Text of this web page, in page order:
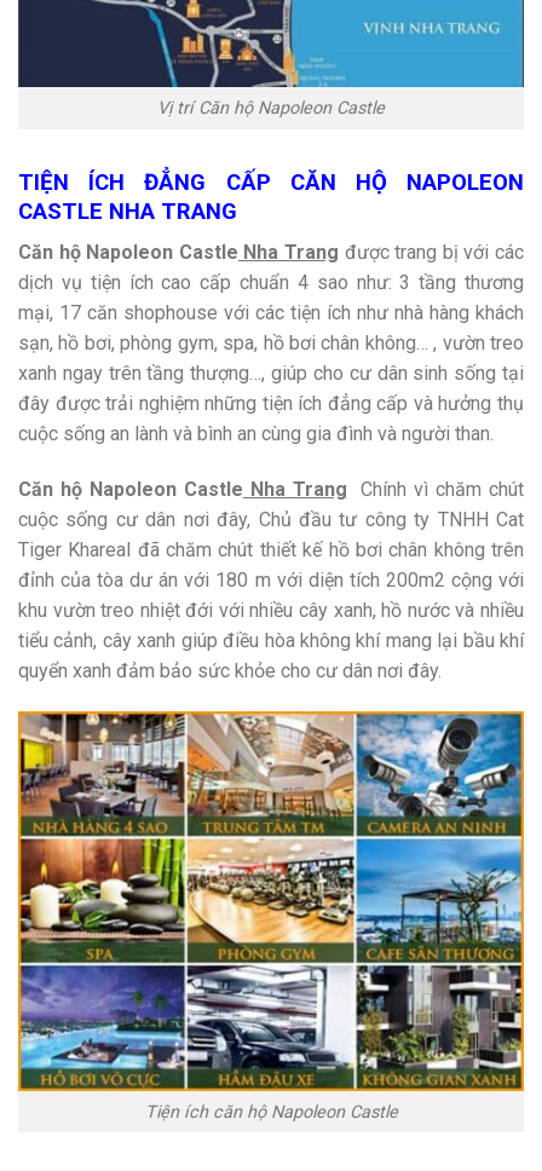
Vị trí Căn hộ Napoleon Castle
TIỆN ÍCH ĐẲNG CẤP CĂN HỘ NAPOLEON
CASTLE NHA TRANG
Căn hộ Napoleon Castle Nha Trang được trang bị với các
dịch vụ tiện ích cao cấp chuẩn 4 sao như: 3 tầng thương
mại, 17 căn shophouse với các tiện ích như nhà hàng khách
sạn, hồ bơi, phòng gym, spa, hồ bơi chân không… , vườn treo
xanh ngay trên tầng thượng…, giúp cho cư dân sinh sống tại
đây được trải nghiệm những tiện ích đẳng cấp và hưởng thụ
cuộc sống an lành và bình an cùng gia đình và người than.
Căn hộ Napoleon Castle Nha Trang Chính vì chăm chút
cuộc sống cư dân nơi đây, Chủ đầu tư công ty TNHH Cat
Tiger Khareal đã chăm chút thiết kế hồ bơi chân không trên
đỉnh của tòa dư án với 180 m với diện tích 200m2 cộng với
khu vườn treo nhiệt đới với nhiều cây xanh, hồ nước và nhiều
tiểu cảnh, cây xanh giúp điều hòa không khí mang lại bầu khí
quyển xanh đảm bảo sức khỏe cho cư dân nơi đây.
Tiện ích căn hộ Napoleon Castle